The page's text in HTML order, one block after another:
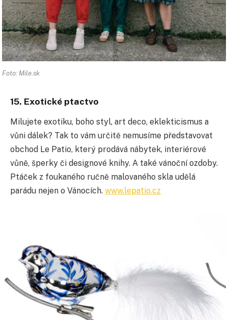
Foto: Mile.sk
15. Exotické ptactvo
Milujete exotiku, boho styl, art deco, eklekticismus a
vůni dálek? Tak to vám určitě nemusíme představovat
obchod Le Patio, který prodává nábytek, interiérové
vůně, šperky či designové knihy. A také vánoční ozdoby.
Ptáček z foukaného ručně malovaného skla udělá
parádu nejen o Vánocích. www.lepatio.cz